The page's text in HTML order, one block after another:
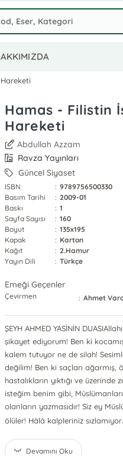
Hamas - Filistin
Hareketi
Abdullah Azzam
Ravza Yayınları
Güncel Siyaset
ISBN : 9789756500330
Basım Tarihi
: 2009-01
Baskı
: 1
Sayfa Sayısı
: 160
Boyut
: 135x195
Kapak
: Karton
Kağıt
: 2.Hamur
Yayın Dili
: Türkçe
Emeği Geçenler
Çevirmen : Ahmet
ŞEYH AHMED YASİNİN
şikayet ediyorum! Ben ki
kalem tutuyor ne de silah!
değilim! Ben ki saçları
hastalıkların yıktığı ve
isteğim benim gibi,
olanların yazmasıdır! Siz ey
ölüler! Hâlâ kalpleriniz
Devamını Oku